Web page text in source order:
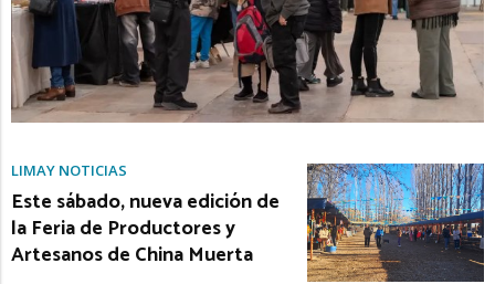
LIMAY NOTICIAS
Este sábado, nueva edición de
la Feria de Productores y
Artesanos de China Muerta